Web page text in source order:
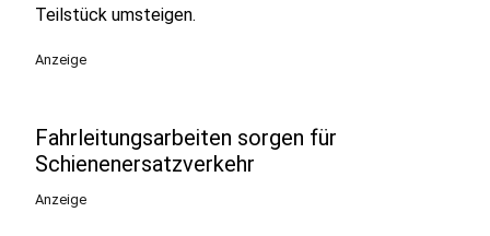
Teilstück umsteigen.
Anzeige
Fahrleitungsarbeiten sorgen für
Schienenersatzverkehr
Anzeige